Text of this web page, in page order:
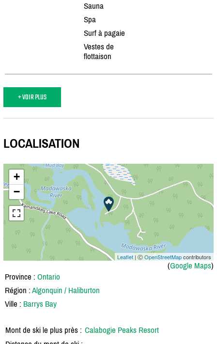
Sauna
Spa
Surf à pagaie
Vestes de
flottaison
+ VOIR PLUS
LOCALISATION
+
−
Leaflet | ⒸOpenStreetMapcontributors
(Google Maps)
Province : Ontario
Région : Algonquin / Haliburton
Ville : Barrys Bay
Mont de ski le plus près : Calabogie Peaks Resort